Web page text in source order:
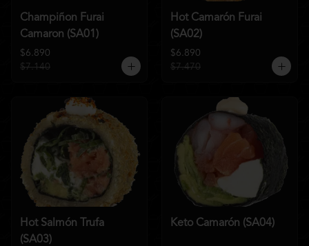
Champiñon Furai
Camaron (SA01)
$6.890
$7.140
Hot Camarón Furai
(SA02)
$6.890
$7.470
Hot Salmón Trufa
(SA03)
Keto Camarón (SA04)